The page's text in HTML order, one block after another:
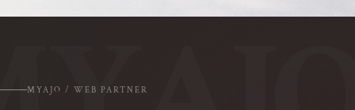
MYAJO / WEB PARTNER